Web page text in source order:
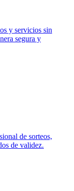
y servicios sin
segura y
de sorteos,
de validez.